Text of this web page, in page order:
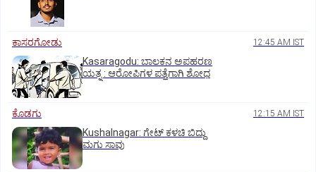
ಕಾಸರಗೋಡು 12:45 AM IST
Kasaragodu: ಬಾಲಕನ ಅಪಹರಣ
ಯತ್ನ : ಆರೋಪಿಗಳ ಪತ್ತೆಗಾಗಿ ಶೋಧ
ಕೊಡಗು 12:15 AM IST
Kushalnagar: ಗೇಟ್ ಕಳಚಿ ಬಿದ್ದು
ಮಗು ಸಾವು